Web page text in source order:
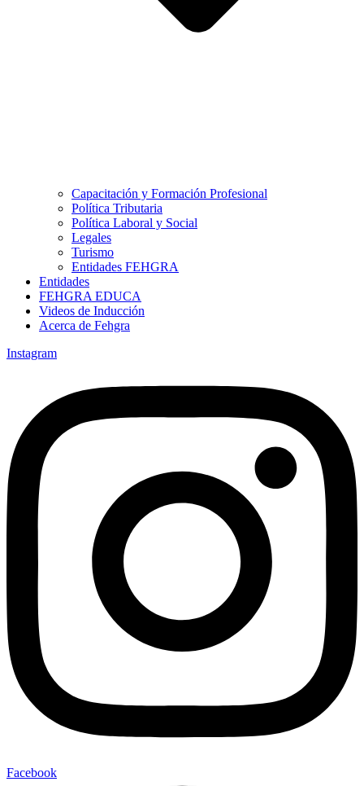
Capacitación y Formación Profesional
Política Tributaria
Política Laboral y Social
Legales
Turismo
Entidades FEHGRA
Entidades
FEHGRA EDUCA
Videos de Inducción
Acerca de Fehgra
Instagram
Facebook